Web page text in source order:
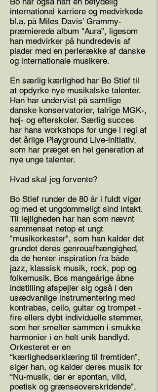
international karriere og medvirkede
bl.a. på Miles Davis’ Grammy-
præmierede album "Aura”, ligesom
han medvirker på hundredevis af
plader med en perlerække af danske
og internationale musikere.
En særlig kærlighed har Bo Stief til
at opdyrke nye musikalske talenter.
Han har undervist på samtlige
danske konservatorier, talrige MGK-,
høj- og efterskoler. Særlig succes
har hans workshops for unge i regi af
det årlige Playground Live-initiativ,
som har præget en hel generation af
nye unge talenter.
Hvad skal jeg forvente?
Bo Stief runder de 80 år i fuldt vigør
og med et ungdommeligt sind intakt.
Til lejligheden har han som nævnt
sammensat netop et ungt
"musikorkester", som han kalder det
grundet deres genreuafhængighed,
da de henter inspiration fra både
jazz, klassisk musik, rock, pop og
folkemusik. Bos mangeårige åbne
indstilling afspejler sig også i den
usædvanlige instrumentering med
kontrabas, cello, guitar og trompet -
fire ellers dybt individuelle stemmer,
som her smelter sammen i smukke
harmonier i en helt unik bandlyd.
Orkesteret er en
“kærlighedserklæring til fremtiden”,
siger han, og kalder deres musik for
“Nu-musik, der er spontan, vild,
poetisk og grænseoverskridende”.